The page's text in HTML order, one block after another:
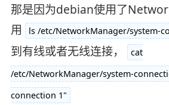
那是因为debian使用了
用
ls /etc/NetworkManager/system-
到有线或者无线连接，
cat
/etc/NetworkManager/system-
connection 1"